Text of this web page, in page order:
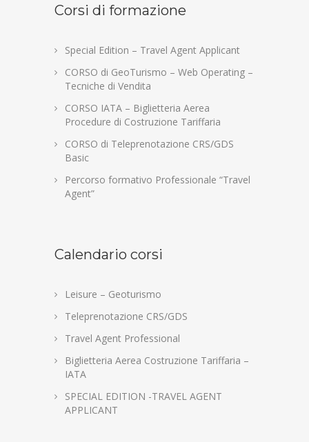
Corsi di formazione
Special Edition – Travel Agent Applicant
CORSO di GeoTurismo – Web Operating –
Tecniche di Vendita
CORSO IATA – Biglietteria Aerea
Procedure di Costruzione Tariffaria
CORSO di Teleprenotazione CRS/GDS
Basic
Percorso formativo Professionale “Travel
Agent”
Calendario corsi
Leisure – Geoturismo
Teleprenotazione CRS/GDS
Travel Agent Professional
Biglietteria Aerea Costruzione Tariffaria –
IATA
SPECIAL EDITION -TRAVEL AGENT
APPLICANT